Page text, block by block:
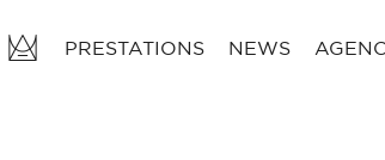
PRESTATIONS NEWS